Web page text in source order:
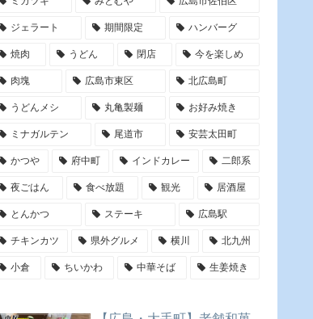
ジェラート 期間限定 ハンバーグ
焼肉 うどん 閉店 今を楽しめ
肉塊 広島市東区 北広島町
うどんメシ 丸亀製麺 お好み焼き
ミナガルテン 尾道市 安芸太田町
かつや 府中町 インドカレー 二郎系
夜ごはん 食べ放題 観光 居酒屋
とんかつ ステーキ 広島駅
チキンカツ 県外グルメ 横川 北九州
小倉 ちいかわ 中華そば 生姜焼き